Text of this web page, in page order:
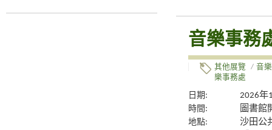
音樂事務
其他展覽 / 音
樂事務處
日期:
2026年
時間:
圖書館
地點:
沙田公